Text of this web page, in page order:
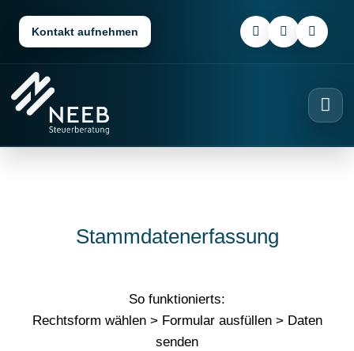
Kontakt aufnehmen
Stammdatenerfassung
So funktionierts:
Rechtsform wählen > Formular ausfüllen > Daten
senden